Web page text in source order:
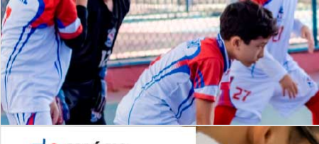
Desafios | Saiba mais